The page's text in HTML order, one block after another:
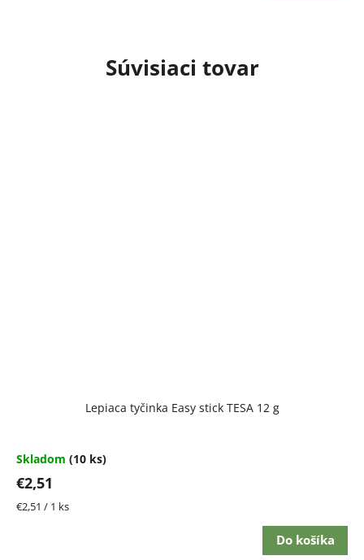
Súvisiaci tovar
Lepiaca tyčinka Easy stick TESA 12 g
Skladom (10 ks)
€2,51
Jednotková
€2,51 / 1 ks
Do košíka